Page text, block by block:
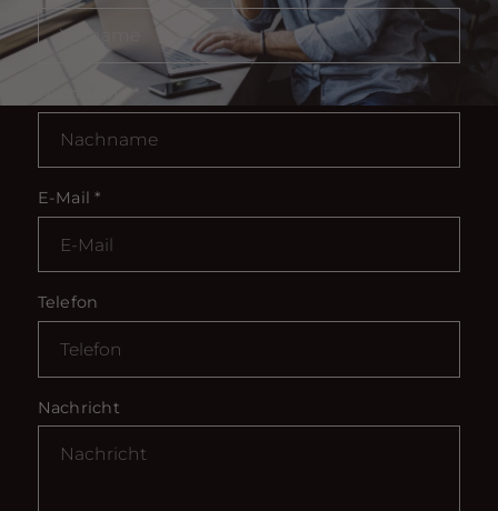
E-Mail*
Telefon
Nachricht